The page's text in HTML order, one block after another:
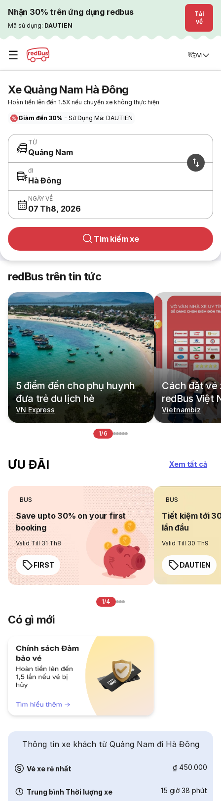
Nhận 30% trên ứng dụng redbus
Mã sử dụng: DAUTIEN
Tải
về
☰ VI
Xe Quảng Nam Hà Đông
Hoàn tiền lên đến 1.5X nếu chuyến xe không thực hiện
Giảm đến 30% - Sử Dụng Mã: DAUTIEN
TỪ
Quảng Nam
đi
Hà Đông
NGÀY VỀ
07 Th8, 2026
Tìm kiếm xe
redBus trên tin tức
5 điểm đến cho phụ huynh
đưa trẻ du lịch hè
VN Express
Cách đặt vé
redBus Việt
Vietnambiz
1/6
ƯU ĐÃI Xem tất cả
BUS
Save upto 30% on your first
booking
Valid Till 31 Th8
FIRST
BUS
Tiết kiệm tới
lần đầu
Valid Till 30 Th9
DAUTIEN
1/4
Có gì mới
Thông tin xe khách từ Quảng Nam đi Hà Đông
Vé xe rẻ nhất ₫ 450.000
Trung bình Thời lượng xe 15 giờ 38 phút